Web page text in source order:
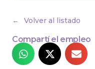
Volver al listado
Compartí el empleo